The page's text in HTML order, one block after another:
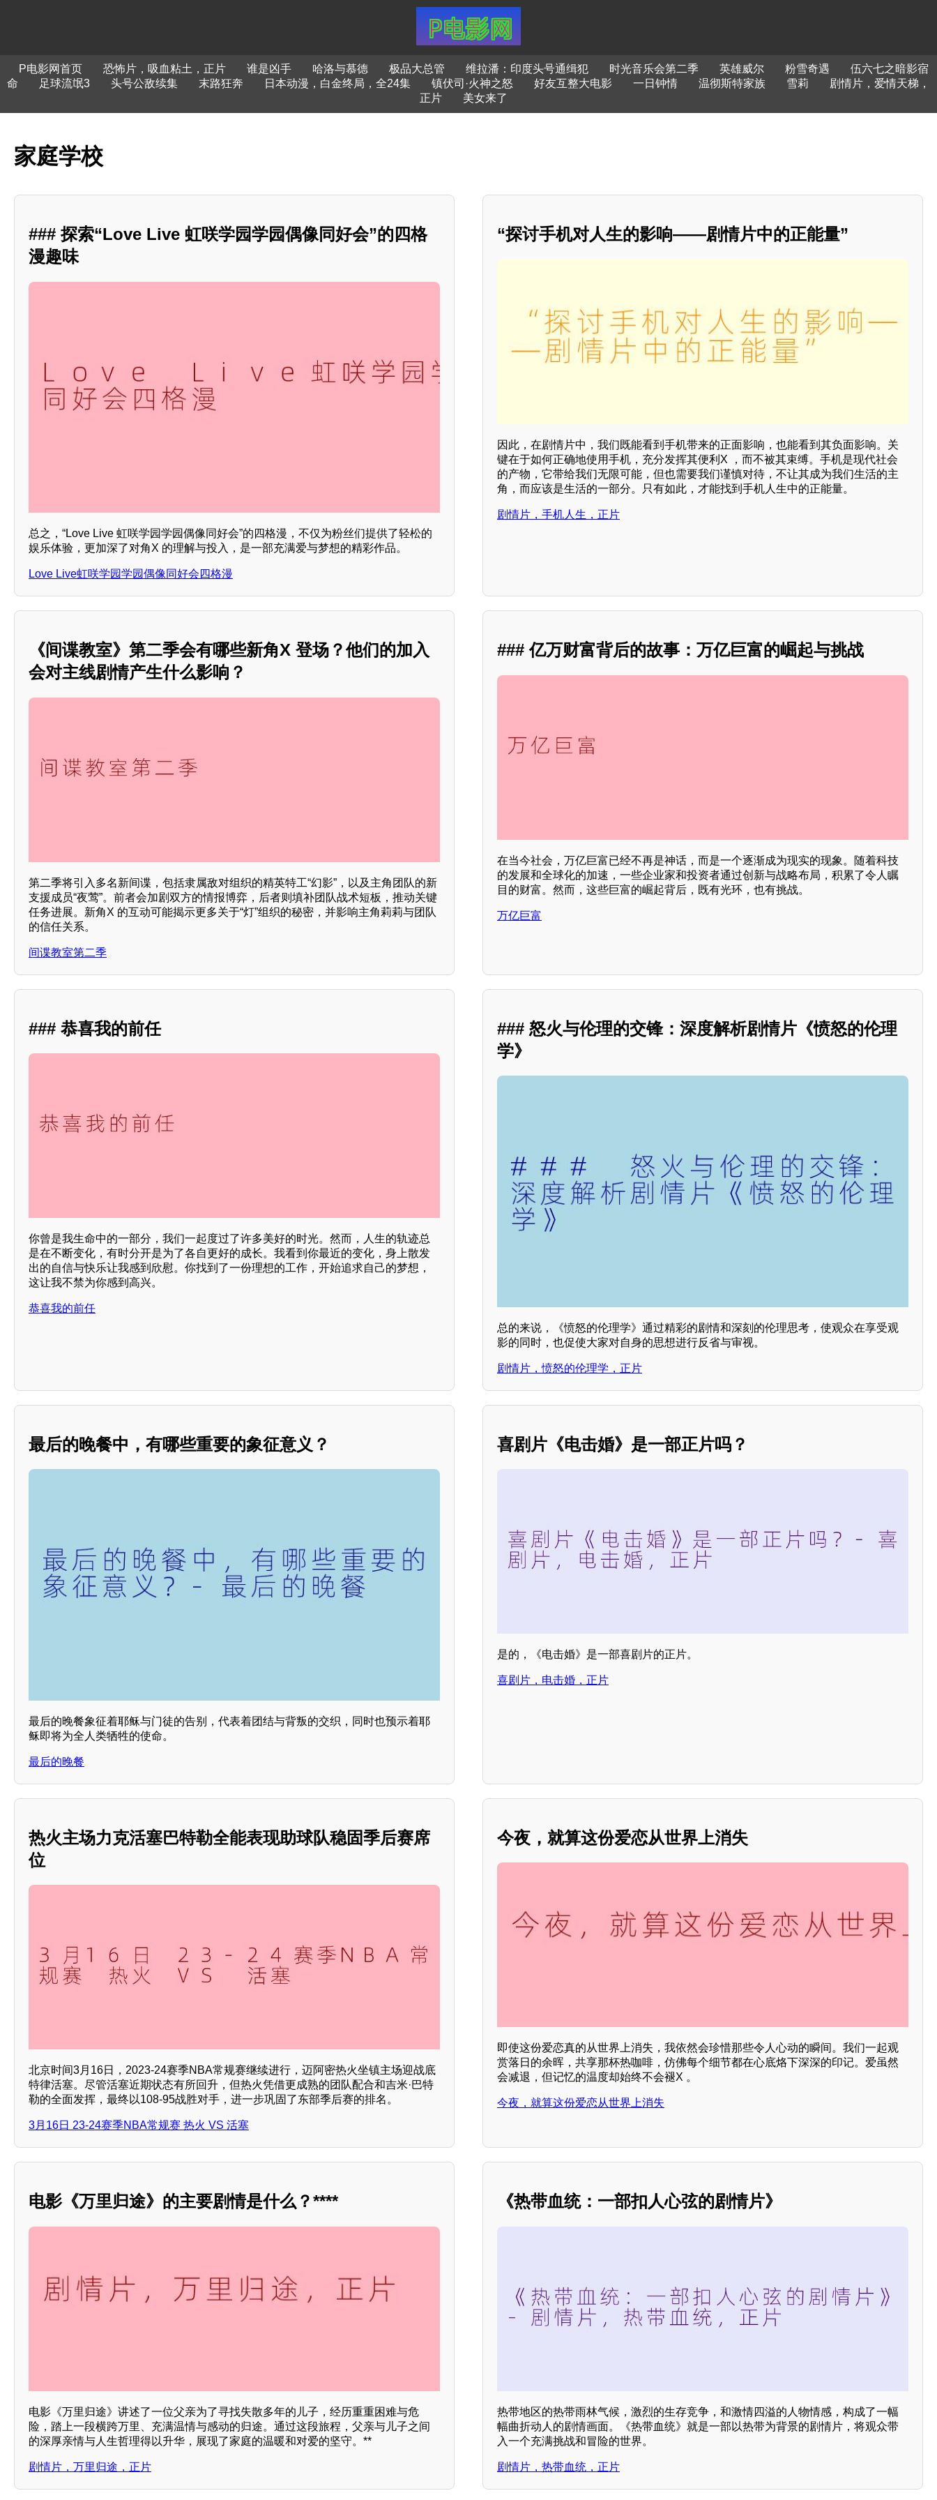
P电影网首页 恐怖片，吸血粘土，正片 谁是凶手 哈洛与慕德 极品大总管 维拉潘：印度头号通缉犯 时光音乐会第二季 英雄威尔 粉雪奇遇
伍六七之暗影宿
命
足球流氓3 头号公敌续集 末路狂奔 日本动漫，白金终局，全24集 镇伏司·火神之怒 好友互整大电影 一日钟情 温彻斯特家族 雪莉
剧情片，爱情天梯，
正片
美女来了
家庭学校
### 探索“Love Live 虹咲学园学园偶像同好会”的四格
漫趣味
总之，“Love Live 虹咲学园学园偶像同好会”的四格漫，不仅为粉丝们提供了轻松的
娱乐体验，更加深了对角X 的理解与投入，是一部充满爱与梦想的精彩作品。
Love Live虹咲学园学园偶像同好会四格漫
“探讨手机对人生的影响——剧情片中的正能量”
因此，在剧情片中，我们既能看到手机带来的正面影响，也能看到其负面影响。关
键在于如何正确地使用手机，充分发挥其便利X ，而不被其束缚。手机是现代社会
的产物，它带给我们无限可能，但也需要我们谨慎对待，不让其成为我们生活的主
角，而应该是生活的一部分。只有如此，才能找到手机人生中的正能量。
剧情片，手机人生，正片
《间谍教室》第二季会有哪些新角X 登场？他们的加入
会对主线剧情产生什么影响？
第二季将引入多名新间谍，包括隶属敌对组织的精英特工“幻影”，以及主角团队的新
支援成员“夜莺”。前者会加剧双方的情报博弈，后者则填补团队战术短板，推动关键
任务进展。新角X 的互动可能揭示更多关于“灯”组织的秘密，并影响主角莉莉与团队
的信任关系。
间谍教室第二季
### 亿万财富背后的故事：万亿巨富的崛起与挑战
在当今社会，万亿巨富已经不再是神话，而是一个逐渐成为现实的现象。随着科技
的发展和全球化的加速，一些企业家和投资者通过创新与战略布局，积累了令人瞩
目的财富。然而，这些巨富的崛起背后，既有光环，也有挑战。
万亿巨富
### 恭喜我的前任
你曾是我生命中的一部分，我们一起度过了许多美好的时光。然而，人生的轨迹总
是在不断变化，有时分开是为了各自更好的成长。我看到你最近的变化，身上散发
出的自信与快乐让我感到欣慰。你找到了一份理想的工作，开始追求自己的梦想，
这让我不禁为你感到高兴。
恭喜我的前任
### 怒火与伦理的交锋：深度解析剧情片《愤怒的伦理
学》
总的来说，《愤怒的伦理学》通过精彩的剧情和深刻的伦理思考，使观众在享受观
影的同时，也促使大家对自身的思想进行反省与审视。
剧情片，愤怒的伦理学，正片
最后的晚餐中，有哪些重要的象征意义？
最后的晚餐象征着耶稣与门徒的告别，代表着团结与背叛的交织，同时也预示着耶
稣即将为全人类牺牲的使命。
最后的晚餐
喜剧片《电击婚》是一部正片吗？
是的，《电击婚》是一部喜剧片的正片。
喜剧片，电击婚，正片
热火主场力克活塞巴特勒全能表现助球队稳固季后赛席
位
北京时间3月16日，2023-24赛季NBA常规赛继续进行，迈阿密热火坐镇主场迎战底
特律活塞。尽管活塞近期状态有所回升，但热火凭借更成熟的团队配合和吉米·巴特
勒的全面发挥，最终以108-95战胜对手，进一步巩固了东部季后赛的排名。
3月16日 23-24赛季NBA常规赛 热火 VS 活塞
今夜，就算这份爱恋从世界上消失
即使这份爱恋真的从世界上消失，我依然会珍惜那些令人心动的瞬间。我们一起观
赏落日的余晖，共享那杯热咖啡，仿佛每个细节都在心底烙下深深的印记。爱虽然
会减退，但记忆的温度却始终不会褪X 。
今夜，就算这份爱恋从世界上消失
电影《万里归途》的主要剧情是什么？****
电影《万里归途》讲述了一位父亲为了寻找失散多年的儿子，经历重重困难与危
险，踏上一段横跨万里、充满温情与感动的归途。通过这段旅程，父亲与儿子之间
的深厚亲情与人生哲理得以升华，展现了家庭的温暖和对爱的坚守。**
剧情片，万里归途，正片
《热带血统：一部扣人心弦的剧情片》
热带地区的热带雨林气候，激烈的生存竞争，和激情四溢的人物情感，构成了一幅
幅曲折动人的剧情画面。《热带血统》就是一部以热带为背景的剧情片，将观众带
入一个充满挑战和冒险的世界。
剧情片，热带血统，正片